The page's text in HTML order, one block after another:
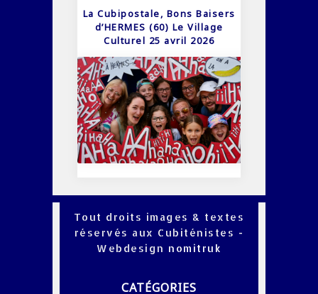
La Cubipostale, Bons Baisers
d’HERMES (60) Le Village
Culturel 25 avril 2026
Tout droits images & textes
réservés aux Cubiténistes -
Webdesign nomitruk
CATÉGORIES